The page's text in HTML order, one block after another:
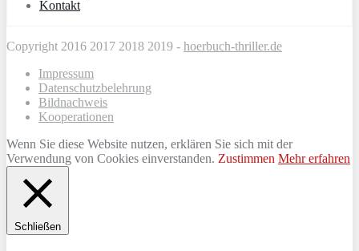
Kontakt
Copyright 2016 2017 2018 2019 - hoerbuch-thriller.de
Impressum
Datenschutzbelehrung
Bildnachweis
Kooperationen
Wenn Sie diese Website nutzen, erklären Sie sich mit der
Verwendung von Cookies einverstanden. Zustimmen Mehr erfahren
Schließen